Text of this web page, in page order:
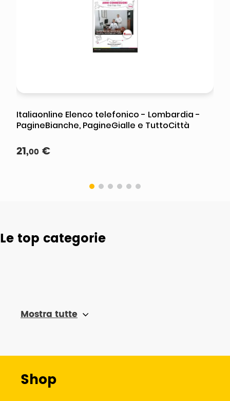
Italiaonline Elenco telefonico - Lombardia -
PagineBianche, PagineGialle e TuttoCittà
21,00 €
Le top categorie
Mostra tutte
Shop